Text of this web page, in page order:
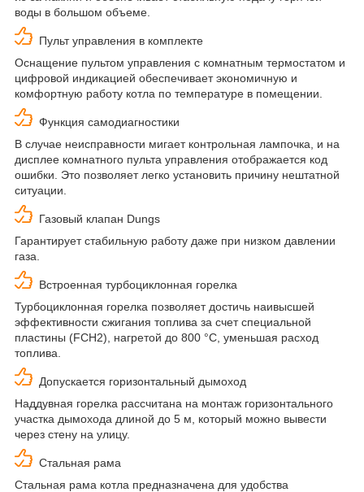
воды в большом объеме.
Пульт управления в комплекте
Оснащение пультом управления с комнатным термостатом и
цифровой индикацией обеспечивает экономичную и
комфортную работу котла по температуре в помещении.
Функция самодиагностики
В случае неисправности мигает контрольная лампочка, и на
дисплее комнатного пульта управления отображается код
ошибки. Это позволяет легко установить причину нештатной
ситуации.
Газовый клапан Dungs
Гарантирует стабильную работу даже при низком давлении
газа.
Встроенная турбоциклонная горелка
Турбоциклонная горелка позволяет достичь наивысшей
эффективности сжигания топлива за счет специальной
пластины (FCH2), нагретой до 800 °С, уменьшая расход
топлива.
Допускается горизонтальный дымоход
Наддувная горелка рассчитана на монтаж горизонтального
участка дымохода длиной до 5 м, который можно вывести
через стену на улицу.
Стальная рама
Стальная рама котла предназначена для удобства